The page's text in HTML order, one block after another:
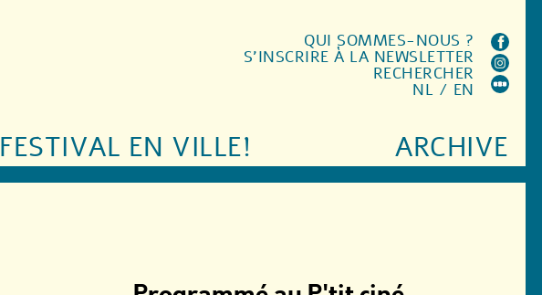
FESTIVAL EN VILLE! ARCHIVE
QUI SOMMES-NOUS ?
S'INSCRIRE À LA NEWSLETTER
RECHERCHER
NL / EN